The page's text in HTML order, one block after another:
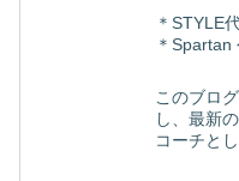
＊STYLE
＊Spartan
このブロ
し、最新
コーチと